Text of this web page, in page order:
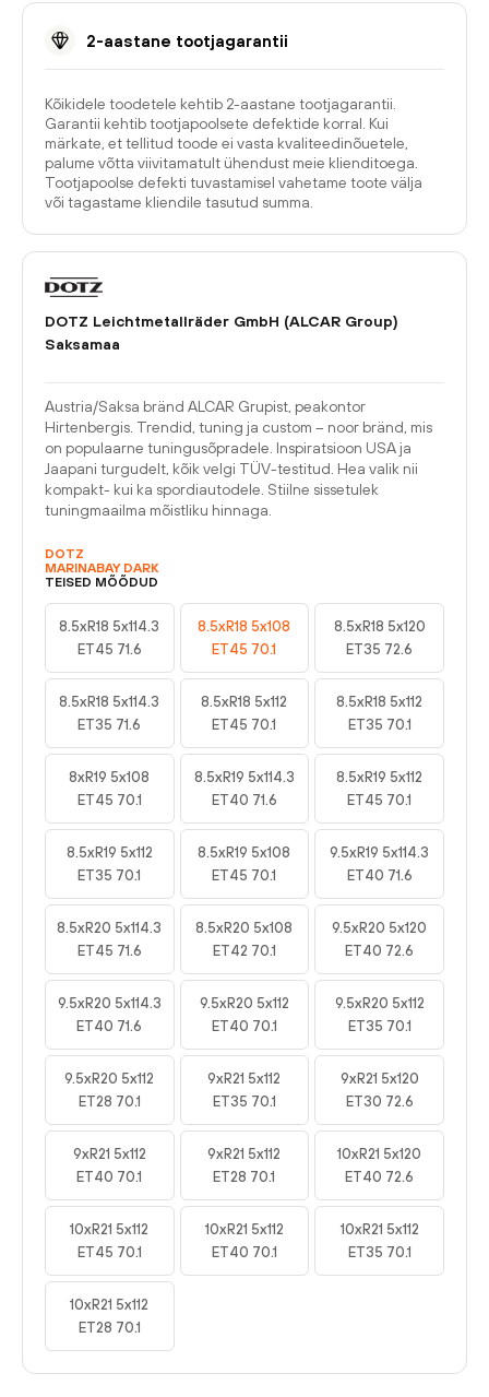
2-aastane tootjagarantii
Kõikidele toodetele kehtib 2-aastane tootjagarantii.
Garantii kehtib tootjapoolsete defektide korral. Kui
märkate, et tellitud toode ei vasta kvaliteedinõuetele,
palume võtta viivitamatult ühendust meie klienditoega.
Tootjapoolse defekti tuvastamisel vahetame toote välja
või tagastame kliendile tasutud summa.
DOTZ Leichtmetallräder GmbH (ALCAR Group)
Saksamaa
Austria/Saksa bränd ALCAR Grupist, peakontor
Hirtenbergis. Trendid, tuning ja custom – noor bränd, mis
on populaarne tuningusõpradele. Inspiratsioon USA ja
Jaapani turgudelt, kõik velgi TÜV-testitud. Hea valik nii
kompakt- kui ka spordiautodele. Stiilne sissetulek
tuningmaailma mõistliku hinnaga.
DOTZ
MARINABAY DARK
TEISED MÕÕDUD
8.5xR18 5x114.3
ET45 71.6
8.5xR18 5x108
ET45 70.1
8.5xR18 5x120
ET35 72.6
8.5xR18 5x114.3
ET35 71.6
8.5xR18 5x112
ET45 70.1
8.5xR18 5x112
ET35 70.1
8xR19 5x108
ET45 70.1
8.5xR19 5x114.3
ET40 71.6
8.5xR19 5x112
ET45 70.1
8.5xR19 5x112
ET35 70.1
8.5xR19 5x108
ET45 70.1
9.5xR19 5x114.3
ET40 71.6
8.5xR20 5x114.3
ET45 71.6
8.5xR20 5x108
ET42 70.1
9.5xR20 5x120
ET40 72.6
9.5xR20 5x114.3
ET40 71.6
9.5xR20 5x112
ET40 70.1
9.5xR20 5x112
ET35 70.1
9.5xR20 5x112
ET28 70.1
9xR21 5x112
ET35 70.1
9xR21 5x120
ET30 72.6
9xR21 5x112
ET40 70.1
9xR21 5x112
ET28 70.1
10xR21 5x120
ET40 72.6
10xR21 5x112
ET45 70.1
10xR21 5x112
ET40 70.1
10xR21 5x112
ET35 70.1
10xR21 5x112
ET28 70.1